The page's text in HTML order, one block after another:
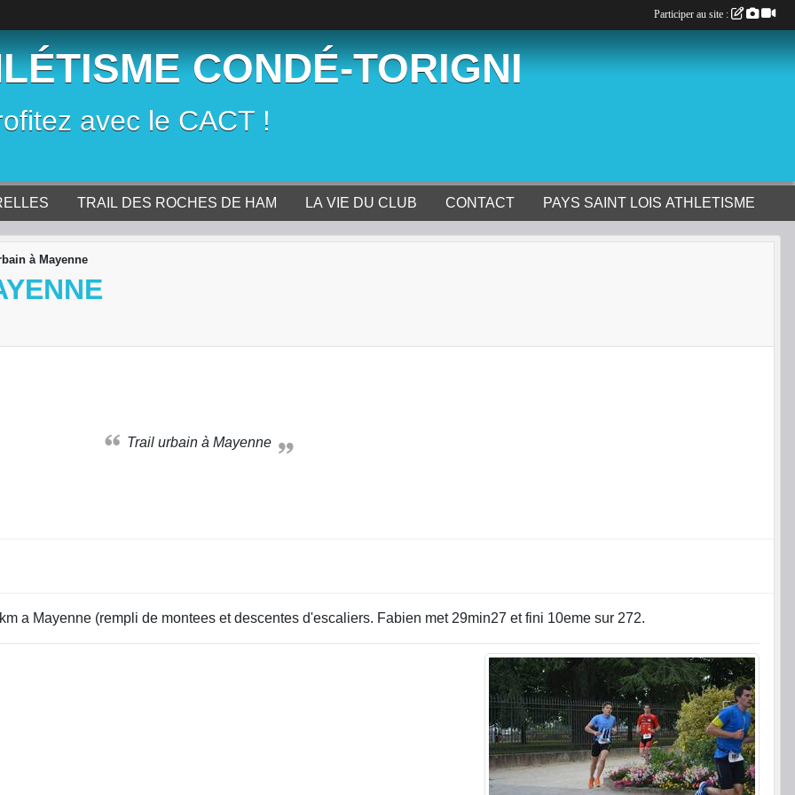
CONDÉ-TORIGNI
avec le CACT !
TRAIL DES ROCHES DE HAM LA VIE DU CLUB CONTACT PAYS SAINT LOIS ATHLETISME
à Mayenne
Trail urbain à Mayenne
a Mayenne (rempli de montees et descentes d'escaliers. Fabien met 29min27 et fini 10eme sur 272.
Participer au site :